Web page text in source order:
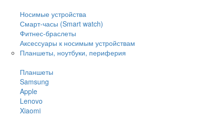
Носимые устройства
Смарт-часы (Smart watch)
Фитнес-браслеты
Аксессуары к носимым устройствам
Планшеты, ноутбуки, периферия
Планшеты
Samsung
Apple
Lenovo
Xiaomi